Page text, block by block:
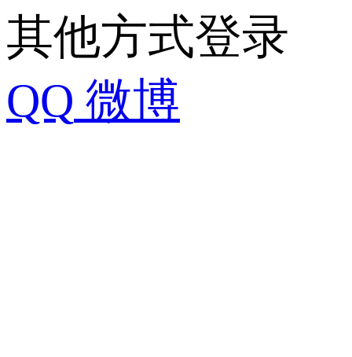
其他方式登录
QQ 微博